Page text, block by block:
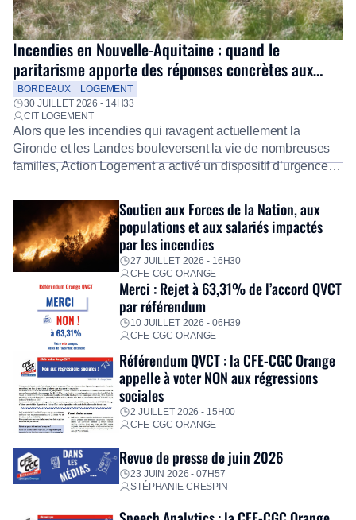
Incendies en Nouvelle-Aquitaine : quand le
paritarisme apporte des réponses concrètes aux
salariés
BORDEAUX
LOGEMENT
30 JUILLET 2026 - 14H33
CIT LOGEMENT
Alors que les incendies qui ravagent actuellement la
Gironde et les Landes bouleversent la vie de nombreuses
familles, Action Logement a activé un dispositif d’urgence
Fidèle à sa mission d’utilité sociale, le Groupe mobilise
immédiatement ses équipes afin de proposer un diagnostic
personnalisé, des aides financières pour faire face aux
premières dépenses, […]
Soutien aux Forces de la Nation, aux
populations et aux salariés impactés
par les incendies
27 JUILLET 2026 - 16H30
CFE-CGC ORANGE
Merci : Rejet à 63,31% de l’accord QVCT
par référendum
10 JUILLET 2026 - 06H39
CFE-CGC ORANGE
Référendum QVCT : la CFE-CGC Orange
appelle à voter NON aux régressions
sociales
2 JUILLET 2026 - 15H00
CFE-CGC ORANGE
Revue de presse de juin 2026
23 JUIN 2026 - 07H57
STÉPHANIE CRESPIN